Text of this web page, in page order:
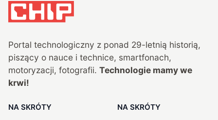
Portal technologiczny z ponad 29-letnią historią,
piszący o nauce i technice, smartfonach,
motoryzacji, fotografii. Technologie mamy we
krwi!
NA SKRÓTY NA SKRÓTY